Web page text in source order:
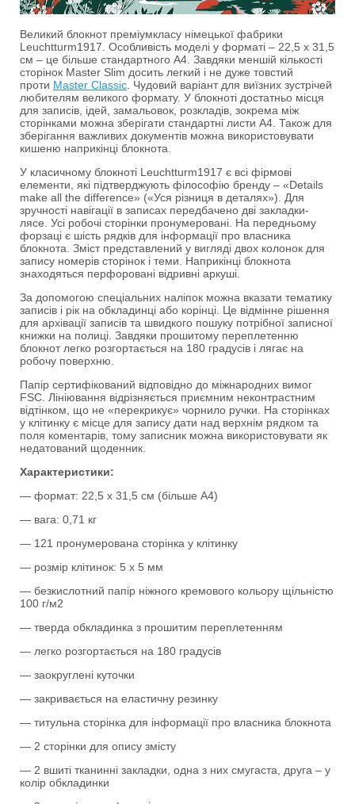
Великий блокнот преміумкласу німецької фабрики
Leuchtturm1917. Особливість моделі у форматі – 22,5 х 31,5
см – це більше стандартного A4. Завдяки меншій кількості
сторінок Master Slim досить легкий і не дуже товстий
проти Master Classic . Чудовий варіант для виїзних зустрічей
любителям великого формату. У блокноті достатньо місця
для записів, ідей, замальовок, розкладів, зокрема між
сторінками можна зберігати стандартні листи A4. Також для
зберігання важливих документів можна використовувати
кишеню наприкінці блокнота.
У класичному блокноті Leuchtturm1917 є всі фірмові
елементи, які підтверджують філософію бренду – «Details
make all the difference» («Уся різниця в деталях»). Для
зручності навігації в записах передбачено дві закладки-
лясе. Усі робочі сторінки пронумеровані. На передньому
форзаці є шість рядків для інформації про власника
блокнота. Зміст представлений у вигляді двох колонок для
запису номерів сторінок і теми. Наприкінці блокнота
знаходяться перфоровані відривні аркуші.
За допомогою спеціальних наліпок можна вказати тематику
записів і рік на обкладинці або корінці. Це відмінне рішення
для архівації записів та швидкого пошуку потрібної записної
книжки на полиці. Завдяки прошитому переплетенню
блокнот легко розгортається на 180 градусів і лягає на
робочу поверхню.
Папір сертифікований відповідно до міжнародних вимог
FSC. Лініювання відрізняється приємним неконтрастним
відтінком, що не «перекрикує» чорнило ручки. На сторінках
у клітинку є місце для запису дати над верхнім рядком та
поля коментарів, тому записник можна використовувати як
недатований щоденник.
Характеристики:
— формат: 22,5 х 31,5 см (більше А4)
— вага: 0,71 кг
— 121 пронумерована сторінка у клітинку
— розмір клітинок: 5 х 5 мм
— безкислотний папір ніжного кремового кольору щільністю
100 г/м2
— тверда обкладинка з прошитим переплетенням
— легко розгортається на 180 градусів
— заокруглені куточки
— закривається на еластичну резинку
— титульна сторінка для інформації про власника блокнота
— 2 сторінки для опису змісту
— 2 вшиті тканинні закладки, одна з них смугаста, друга – у
колір обкладинки